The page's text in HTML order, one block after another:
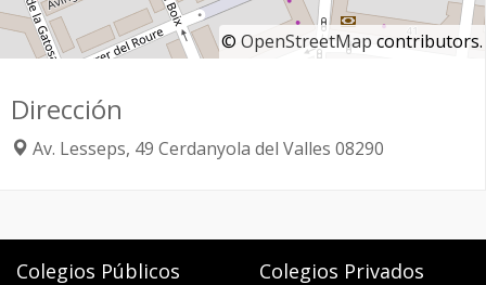
© OpenStreetMap contributors.
Dirección
Av. Lesseps, 49 Cerdanyola del Valles 08290
Colegios Públicos Colegios Privados